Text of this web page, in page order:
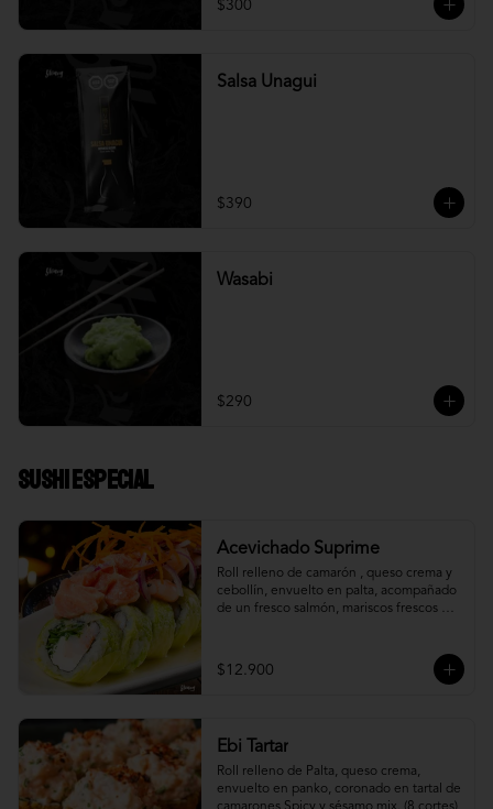
$300
Salsa Unagui
$390
Wasabi
$290
Sushi Especial
Acevichado Suprime
Roll relleno de camarón , queso crema y
cebollín, envuelto en palta, acompañado
de un fresco salmón, mariscos frescos en
$12.900
Ebi Tartar
Roll relleno de Palta, queso crema,
envuelto en panko, coronado en tartal de